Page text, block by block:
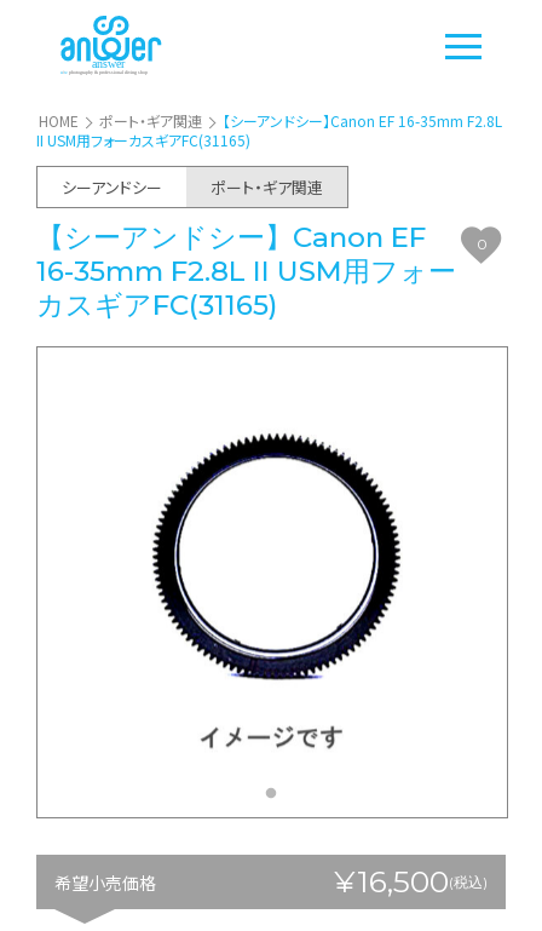
HOME ポート・ギア関連
【シーアンドシー】Canon EF 16-35mm F2.8L
II USM用フォーカスギアFC(31165)
シーアンドシー ポート・ギア関連
【シーアンドシー】Canon EF
16-35mm F2.8L II USM用フォー
カスギアFC(31165)
0
希望小売価格 ¥16,500(税込)